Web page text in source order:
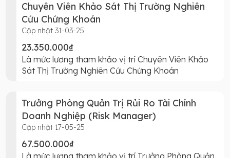
Chuyên Viên Khảo Sát Thị Trường Nghiên
Cứu Chứng Khoán
Cập nhật 31-03-25
23.350.000₫
Là mức lương tham khảo vị trí Chuyên Viên Khảo
Sát Thị Trường Nghiên Cứu Chứng Khoán
Trưởng Phòng Quản Trị Rủi Ro Tài Chính
Doanh Nghiệp (Risk Manager)
Cập nhật 17-05-25
67.500.000₫
Là mức lương tham khảo vị trí Trưởng Phòng Quản